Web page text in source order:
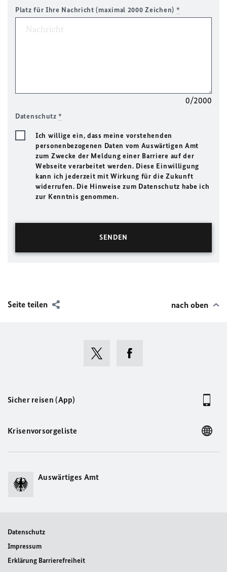
Platz für Ihre Nachricht (maximal 2000 Zeichen) *
0/2000
Datenschutz*
Ich willige ein, dass meine vorstehenden
personenbezogenen Daten vom Auswärtigen Amt
zum Zwecke der Meldung einer Barriere auf der
Webseite verarbeitet werden. Diese Einwilligung
kann ich jederzeit mit Wirkung für die Zukunft
widerrufen. Die Hinweise zum Datenschutz habe ich
zur Kenntnis genommen.
Seite teilen nach oben
Sicher reisen (App)
Krisenvorsorgeliste
Auswärtiges Amt
Datenschutz
Impressum
Erklärung Barrierefreiheit